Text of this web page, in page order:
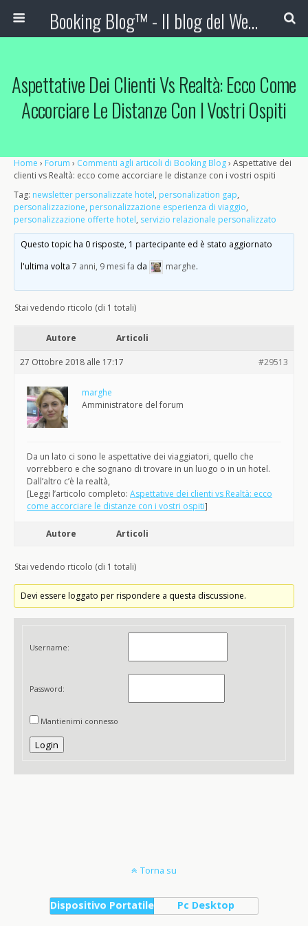
Booking Blog™ - Il blog del Web Marketing Turistico
Aspettative Dei Clienti Vs Realtà: Ecco Come
Accorciare Le Distanze Con I Vostri Ospiti
Home › Forum › Commenti agli articoli di Booking Blog› Aspettative dei
clienti vs Realtà: ecco come accorciare le distanze con i vostri ospiti
Tag: newsletter personalizzate hotel, personalization gap,
personalizzazione, personalizzazione esperienza di viaggio,
personalizzazione offerte hotel, servizio relazionale personalizzato
Questo topic ha 0 risposte, 1 partecipante ed è stato aggiornato
l'ultima volta7 anni, 9 mesi fa da marghe.
Stai vedendo rticolo (di 1 totali)
Autore Articoli
27 Ottobre 2018 alle 17:17 #29513
marghe
Amministratore del forum
Da un lato ci sono le aspettative dei viaggiatori, quello che
vorrebbero e che sognano di trovare in un luogo o in un hotel.
Dall’altro c’è la realtà,
[Leggi l’articolo completo: Aspettative dei clienti vs Realtà: ecco
come accorciare le distanze con i vostri ospiti]
Autore Articoli
Stai vedendo rticolo (di 1 totali)
Devi essere loggato per rispondere a questa discussione.
Username:
Password:
Mantienimi connesso
Login
Torna su
Dispositivo Portatile Pc Desktop